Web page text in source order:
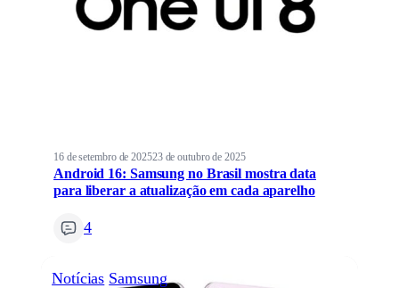
16 de setembro de 202523 de outubro de 2025
Android 16: Samsung no Brasil mostra data
para liberar a atualização em cada aparelho
4
Notícias Samsung